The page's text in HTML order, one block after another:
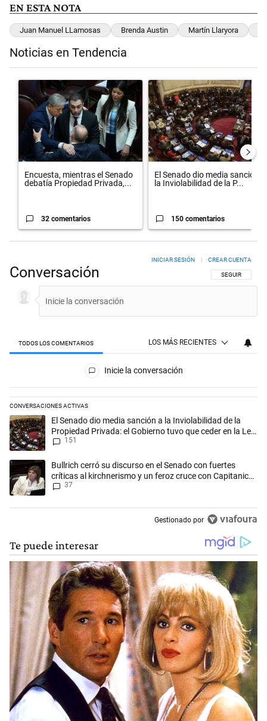
EN ESTA NOTA
Juan Manuel LLamosas Brenda Austin Martín Llaryora
Noticias en Tendencia
Un artículo de tendencia con el título "Encuesta, mientras el
Encuesta, mientras el Senado
debatía Propiedad Privada,...
32 comentarios
Un artículo de tendencia con el
El Senado dio media sanción a
la Inviolabilidad de la P...
150 comentarios
Conversación SIGA ESTA
SEGUIR
INICIAR SESIÓN CREAR CUENTA
TODOS LOS COMENTARIOS LOS MÁS RECIENTES
Todos los comentarios
Inicie la conversación
CONVERSACIONES ACTIVAS
Este listado muestra los artículos con más comentarios en los
Un artículo de tendencia con el título "El Senado dio media sanción a
El Senado dio media sanción a la Inviolabilidad de la
Propiedad Privada: el Gobierno tuvo que ceder en la Ley
del Manejo del Fuego
151
Un artículo de tendencia con el título "Bullrich cerró su discurso en el
Bullrich cerró su discurso en el Senado con fuertes
críticas al kirchnerismo y un feroz cruce con Capitanich
al que le gritó “¡cállate!”
37
Gestionado por